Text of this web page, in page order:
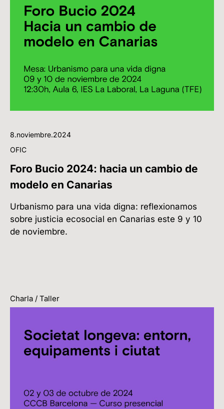
8.noviembre.2024
OFIC
Foro Bucio 2024: hacia un cambio de
modelo en Canarias
Urbanismo para una vida digna: reflexionamos
sobre justicia ecosocial en Canarias este 9 y 10
de noviembre.
Charla / Taller